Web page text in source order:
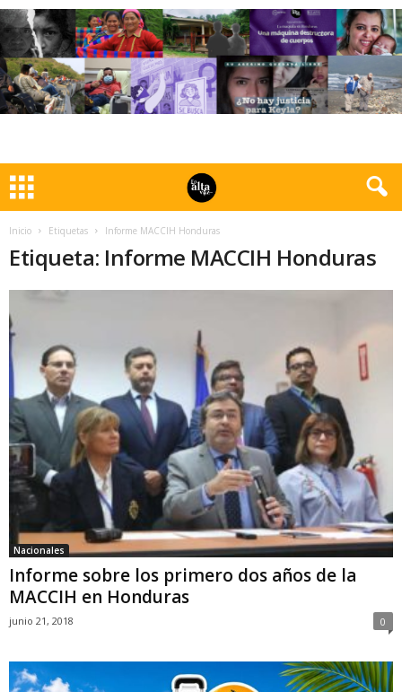
Inicio Etiquetas Informe MACCIH Honduras
Etiqueta: Informe MACCIH Honduras
Nacionales
Informe sobre los primero dos años de la
MACCIH en Honduras
junio 21, 2018 0